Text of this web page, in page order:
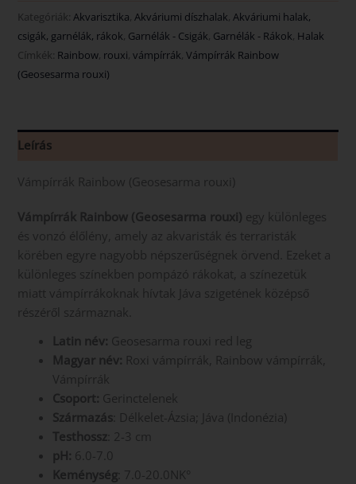
Kategóriák:Akvarisztika,Akváriumi díszhalak,Akváriumi halak,
csigák, garnélák, rákok, Garnélák - Csigák, Garnélák - Rákok, Halak
Címkék: Rainbow, rouxi,vámpírrák,Vámpírrák Rainbow
(Geosesarma rouxi)
Leírás
Vámpírrák Rainbow (Geosesarma rouxi)
Vámpírrák Rainbow (Geosesarma rouxi) egy különleges
és vonzó élőlény, amely az akvaristák és terraristák
körében egyre nagyobb népszerűségnek örvend. Ezeket a
különleges színekben pompázó rákokat, a színezetük
miatt vámpírrákoknak hívtak Jáva szigetének középső
részéről származnak.
Latin név: Geosesarma rouxi red leg
Magyar név: Roxi vámpírrák, Rainbow vámpírrák,
Vámpírrák
Csoport: Gerinctelenek
Származás : Délkelet-Ázsia; Jáva (Indonézia)
Testhossz : 2-3 cm
pH: 6.0-7.0
Keménység : 7.0-20.0NK°